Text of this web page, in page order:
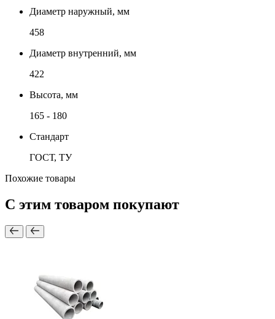
Диаметр наружный, мм
458
Диаметр внутренний, мм
422
Высота, мм
165 - 180
Стандарт
ГОСТ, ТУ
Похожие товары
С этим товаром покупают